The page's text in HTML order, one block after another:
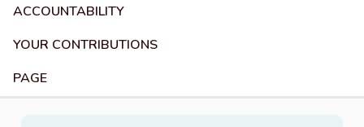
ACCOUNTABILITY
YOUR CONTRIBUTIONS
PAGE